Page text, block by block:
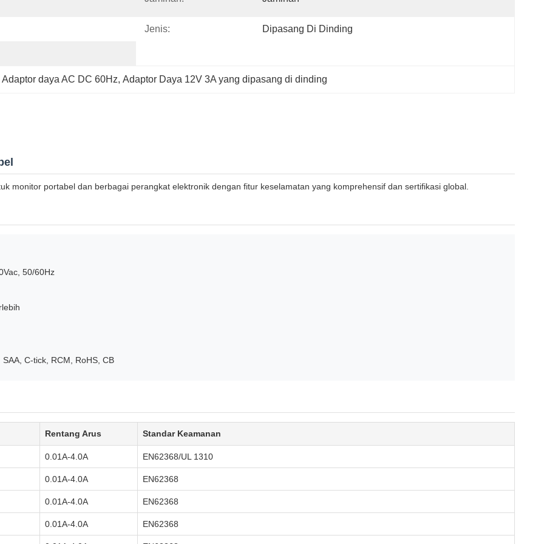
Jenis: Dipasang Di Dinding
Adaptor daya AC DC 60Hz, Adaptor Daya 12V 3A yang dipasang di dinding
monitor portabel dan berbagai perangkat elektronik dengan fitur keselamatan yang komprehensif dan sertifikasi global.
50/60Hz
C-tick, RCM, RoHS, CB
Rentang Arus Standar Keamanan
0.01A-4.0A EN62368/UL 1310
0.01A-4.0A EN62368
0.01A-4.0A EN62368
0.01A-4.0A EN62368